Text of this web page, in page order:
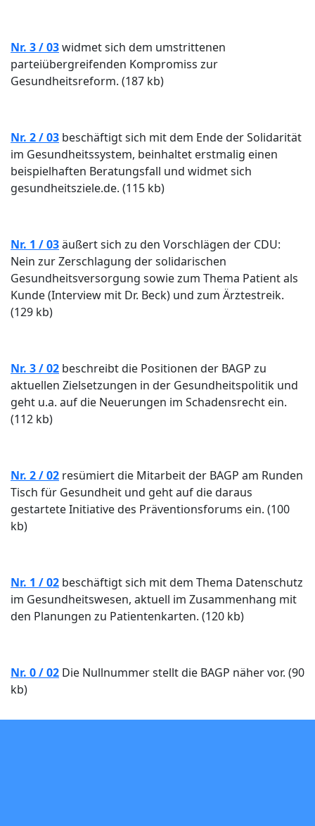
Nr. 3 / 03widmet sich dem umstrittenen
parteiübergreifenden Kompromiss zur
Gesundheitsreform. (187 kb)
Nr. 2 / 03 beschäftigt sich mit dem Ende der Solidarität
im Gesundheitssystem, beinhaltet erstmalig einen
beispielhaften Beratungsfall und widmet sich
gesundheitsziele.de. (115 kb)
Nr. 1 / 03äußert sich zu den Vorschlägen der CDU:
Nein zur Zerschlagung der solidarischen
Gesundheitsversorgung sowie zum Thema Patient als
Kunde (Interview mit Dr. Beck) und zum Ärztestreik.
(129 kb)
Nr. 3 / 02 beschreibt die Positionen der BAGP zu
aktuellen Zielsetzungen in der Gesundheitspolitik und
geht u.a. auf die Neuerungen im Schadensrecht ein.
(112 kb)
Nr. 2 / 02 resümiert die Mitarbeit der BAGP am Runden
Tisch für Gesundheit und geht auf die daraus
gestartete Initiative des Präventionsforums ein. (100
kb)
Nr. 1 / 02 beschäftigt sich mit dem Thema Datenschutz
im Gesundheitswesen, aktuell im Zusammenhang mit
den Planungen zu Patientenkarten. (120 kb)
Nr. 0 / 02 Die Nullnummer stellt die BAGP näher vor. (90
kb)